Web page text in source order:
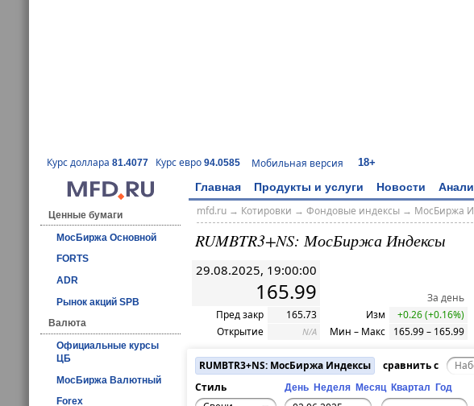
Курс доллара 81.4077 Курс евро 94.0585 Мобильная версия 18+
Главная Продукты и услуги Новости
Ценные бумаги
МосБиржа Основной
FORTS
ADR
Рынок акций SPB
Валюта
Официальные курсы
ЦБ
МосБиржа Валютный
Forex
mfd.ru→ Котировки → Фондовые индексы→ МосБиржа
RUMBTR3+NS: МосБиржа Индексы
29.08.2025, 19:00:00
165.99
Пред закр
165.73
Открытие
N/A
За день
Изм
+0.26 (+0.16%)
Мин – Макс
165.99 – 165.99
RUMBTR3+NS: МосБиржа Индексы
сравнить с
Стиль
День Неделя Месяц Квартал Год